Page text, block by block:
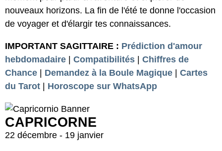
nouveaux horizons. La fin de l'été te donne l'occasion
de voyager et d'élargir tes connaissances.
IMPORTANT SAGITTAIRE : Prédiction d'amour
hebdomadaire
Compatibilités
Chiffres de
Chance
Demandez à la Boule Magique
Cartes
du Tarot
Horoscope sur WhatsApp
CAPRICORNE
22 décembre - 19 janvier